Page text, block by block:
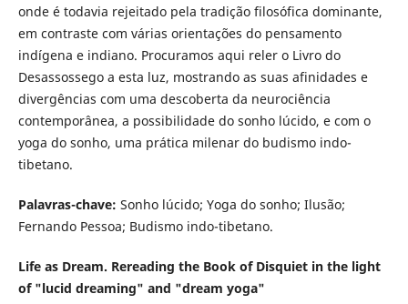
onde é todavia rejeitado pela tradição filosófica dominante,
em contraste com várias orientações do pensamento
indígena e indiano. Procuramos aqui reler o Livro do
Desassossego a esta luz, mostrando as suas afinidades e
divergências com uma descoberta da neurociência
contemporânea, a possibilidade do sonho lúcido, e com o
yoga do sonho, uma prática milenar do budismo indo-
tibetano.
Palavras-chave: Sonho lúcido; Yoga do sonho; Ilusão;
Fernando Pessoa; Budismo indo-tibetano.
Life as Dream. Rereading the Book of Disquiet in the light
of "lucid dreaming" and "dream yoga"